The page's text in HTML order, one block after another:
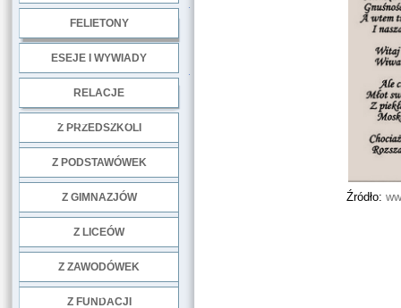
FELIETONY
ESEJE I WYWIADY
RELACJE
Z PRZEDSZKOLI
Z PODSTAWÓWEK
Z GIMNAZJÓW
Z LICEÓW
Z ZAWODÓWEK
Z FUNDACJI
Źródło: